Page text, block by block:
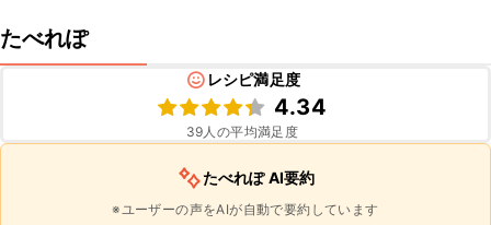
たべれぽ
レシピ満足度
4.34
39人の平均満足度
たべれぽ AI要約
※ユーザーの声をAIが自動で要約しています